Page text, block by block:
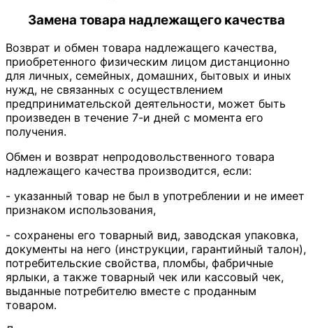
Замена товара надлежащего качества
Возврат и обмен товара надлежащего качества,
приобретенного физическим лицом дистанционно
для личных, семейных, домашних, бытовых и иных
нужд, не связанных с осуществлением
предпринимательской деятельности, может быть
произведен в течение 7-и дней с момента его
получения.
Обмен и возврат непродовольственного товара
надлежащего качества производится, если:
- указанный товар не был в употреблении и не имеет
признаком использования,
- сохранены его товарный вид, заводская упаковка,
документы на него (инструкции, гарантийный талон),
потребительские свойства, пломбы, фабричные
ярлыки, а также товарный чек или кассовый чек,
выданные потребителю вместе с проданным
товаром.